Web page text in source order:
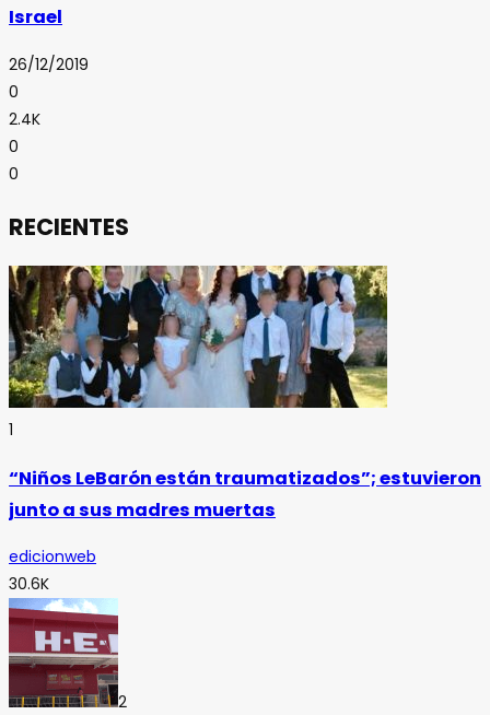
Israel
26/12/2019
0
2.4K
0
0
RECIENTES
1
“Niños LeBarón están traumatizados”; estuvieron
junto a sus madres muertas
edicionweb
30.6K
2